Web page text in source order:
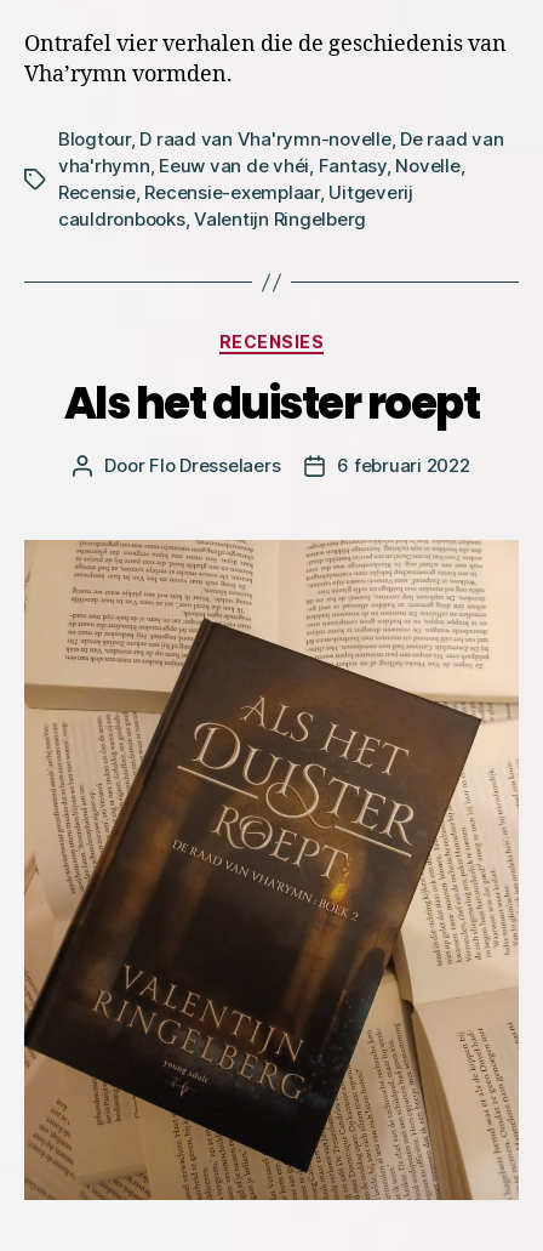
Ontrafel vier verhalen die de geschiedenis van
Vha’rymn vormden.
Tags
Blogtour, D raad van Vha'rymn-novelle, De raad van
vha'rhymn, Eeuw van de vhéi, Fantasy, Novelle,
Recensie, Recensie-exemplaar, Uitgeverij
cauldronbooks,Valentijn Ringelberg
Categorieën
RECENSIES
Als het duister roept
Bericht
Door Flo Dresselaers Berichtdatum
6 februari 2022